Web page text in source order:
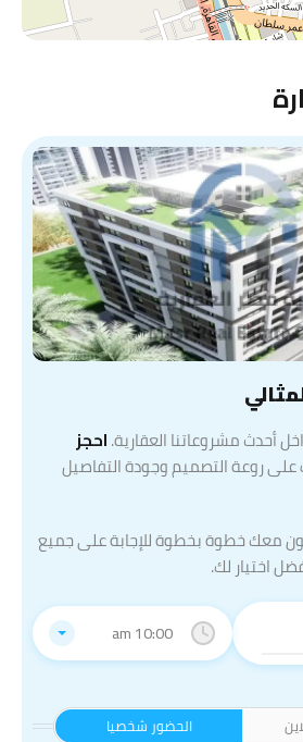
10:00 am
الحضور شخصيا
أحدث مشروعاتنا العقارية.احجز
على روعة التصميم وجودة التفاصيل
معك خطوة بخطوة للإجابة على جميع
اختيار لك.